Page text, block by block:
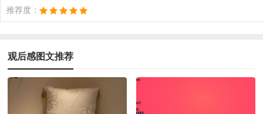
推荐度：
观后感图文推荐